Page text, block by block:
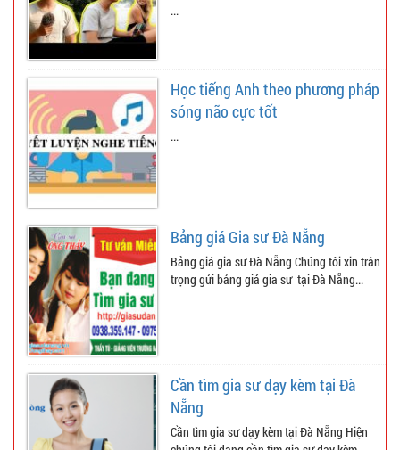
...
Học tiếng Anh theo phương pháp
sóng não cực tốt
...
Bảng giá Gia sư Đà Nẵng
Bảng giá gia sư Đà Nẵng Chúng tôi xin trân
trọng gửi bảng giá gia sư tại Đà Nẵng...
Cần tìm gia sư dạy kèm tại Đà
Nẵng
Cần tìm gia sư dạy kèm tại Đà Nẵng Hiện